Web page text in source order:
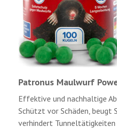
Patronus Maulwurf
Effektive und nachhaltige
Schützt vor Schäden, beugt
verhindert